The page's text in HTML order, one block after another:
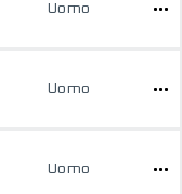
Uomo
Uomo
Uomo